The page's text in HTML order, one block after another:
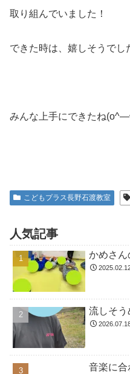
取り組んでいました！
できた時は、嬉しそうでし
みんな上手にできたね
こどもプラス長野石渡教室
人気記事
かめさん
流しそう
音楽に合